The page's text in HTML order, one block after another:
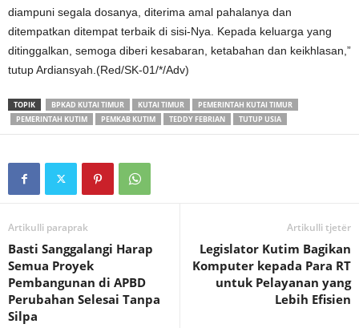
diampuni segala dosanya, diterima amal pahalanya dan
ditempatkan ditempat terbaik di sisi-Nya. Kepada keluarga yang
ditinggalkan, semoga diberi kesabaran, ketabahan dan keikhlasan,”
tutup Ardiansyah.(Red/SK-01/*/Adv)
TOPIK BPKAD KUTAI TIMUR KUTAI TIMUR
PEMERINTAH KUTAI TIMUR
PEMERINTAH KUTIM
PEMKAB KUTIM TEDDY FEBRIAN TUTUP USIA
Artikulli paraprak
Basti Sanggalangi Harap
Semua Proyek
Pembangunan di APBD
Perubahan Selesai Tanpa
Silpa
Artikulli tjetër
Legislator Kutim Bagikan
Komputer kepada Para RT
untuk Pelayanan yang
Lebih Efisien